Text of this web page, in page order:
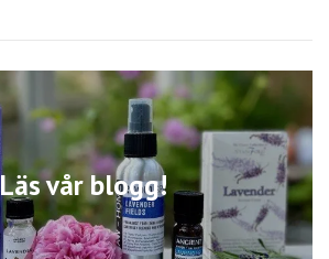
Läs vår blogg!